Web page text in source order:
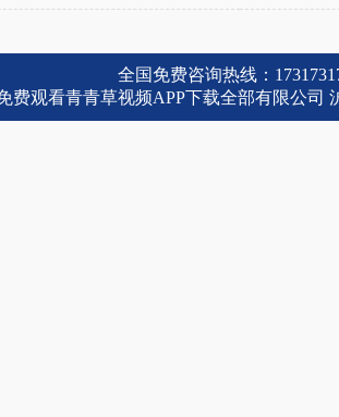
全国免费咨询热线：
费观看青青草视频APP下载全部有限公司